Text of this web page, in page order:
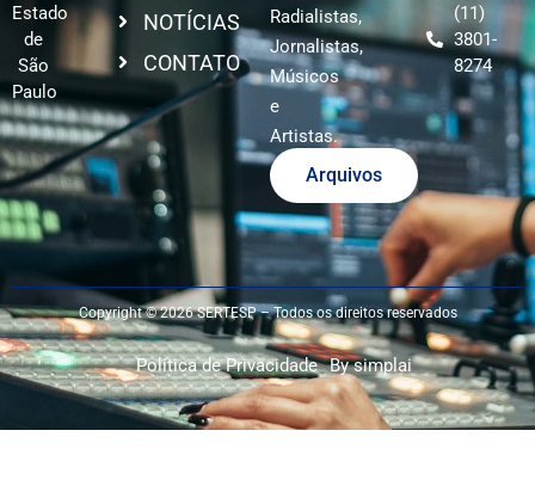
Estado
de
São
Paulo
NOTÍCIAS
CONTATO
Radialistas,
Jornalistas,
Músicos
e
Artistas.
Arquivos
(11)
3801-
8274
Copyright © 2026 SERTESP – Todos os direitos reservados
Política de Privacidade By simplai